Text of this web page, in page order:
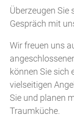
Überzeugen Sie
Gespräch mit
Wir freuen uns
können Sie sich
vielseitigen
Sie und planen
Traumküche.